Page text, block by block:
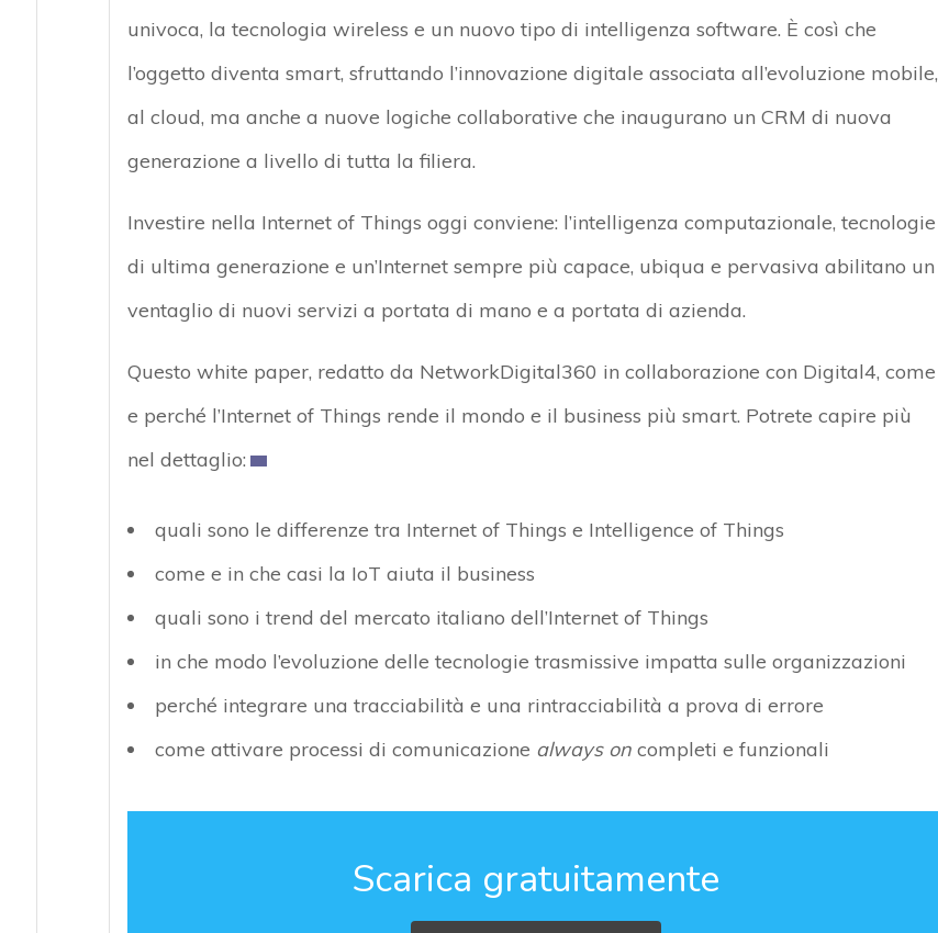
univoca, la tecnologia wireless e un nuovo tipo di intelligenza software. È così che
l’oggetto diventa smart, sfruttando l’innovazione digitale associata all’evoluzione mobile,
al cloud, ma anche a nuove logiche collaborative che inaugurano un CRM di nuova
generazione a livello di tutta la filiera.
Investire nella Internet of Things oggi conviene: l’intelligenza computazionale, tecnologie
di ultima generazione e un’Internet sempre più capace, ubiqua e pervasiva abilitano un
ventaglio di nuovi servizi a portata di mano e a portata di azienda.
Questo white paper, redatto da NetworkDigital360 in collaborazione con Digital4, come
e perché l’Internet of Things rende il mondo e il business più smart. Potrete capire più
nel dettaglio:
quali sono le differenze tra Internet of Things e Intelligence of Things
come e in che casi la IoT aiuta il business
quali sono i trend del mercato italiano dell’Internet of Things
in che modo l’evoluzione delle tecnologie trasmissive impatta sulle organizzazioni
perché integrare una tracciabilità e una rintracciabilità a prova di errore
come attivare processi di comunicazione always oncompleti e funzionali
Scarica gratuitamente